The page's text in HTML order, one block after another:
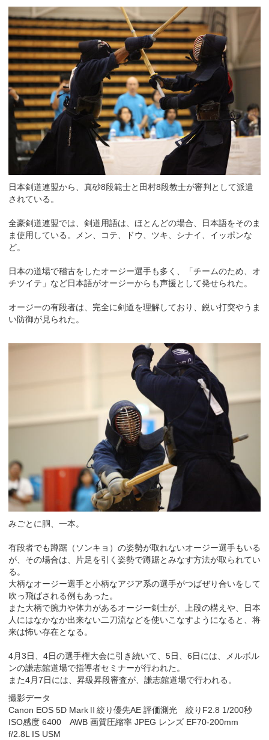
日本剣道連盟から、真砂8段範士と田村8段教士が審判として派遣
されている。
全豪剣道連盟では、剣道用語は、ほとんどの場合、日本語をそのま
ま使用している。メン、コテ、ドウ、ツキ、シナイ、イッポンな
ど。
日本の道場で稽古をしたオージー選手も多く、「チームのため、オ
チツイテ」など日本語がオージーからも声援として発せられた。
オージーの有段者は、完全に剣道を理解しており、鋭い打突やうま
い防御が見られた。
みごとに胴、一本。
有段者でも蹲踞（ソンキョ）の姿勢が取れないオージー選手もいる
が、その場合は、片足を引く姿勢で蹲踞とみなす方法が取られてい
る。
大柄なオージー選手と小柄なアジア系の選手がつばぜり合いをして
吹っ飛ばされる例もあった。
また大柄で腕力や体力があるオージー剣士が、上段の構えや、日本
人にはなかなか出来ない二刀流などを使いこなすようになると、将
来は怖い存在となる。
4月3日、4日の選手権大会に引き続いて、5日、6日には、メルボル
ンの謙志館道場で指導者セミナーが行われた。
また4月7日には、昇級昇段審査が、謙志館道場で行われる。
撮影データ
Canon EOS 5D MarkⅡ絞り優先AE 評価測光 絞りF2.8 1/200秒
ISO感度 6400 AWB 画質圧縮率 JPEG レンズ EF70-200mm
f/2.8L IS USM